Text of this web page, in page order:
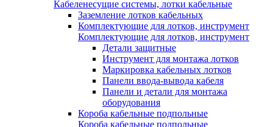
Кабеленесущие системы, лотки кабельные
Заземление лотков кабельных
Комплектующие для лотков, инструмент
Комплектующие для лотков, инструмент
Детали защитные
Инструмент для монтажа лотков
Маркировка кабельных лотков
Панели ввода-вывода кабеля
Панели и детали для монтажа
оборудования
Короба кабельные подпольные
Короба кабельные подпольные